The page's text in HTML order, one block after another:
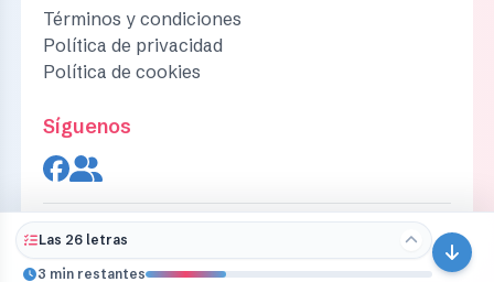
Las 26 letras
3 min restantes
Términos y condiciones
Política de privacidad
Política de cookies
Síguenos
© 2026 Idiomary |